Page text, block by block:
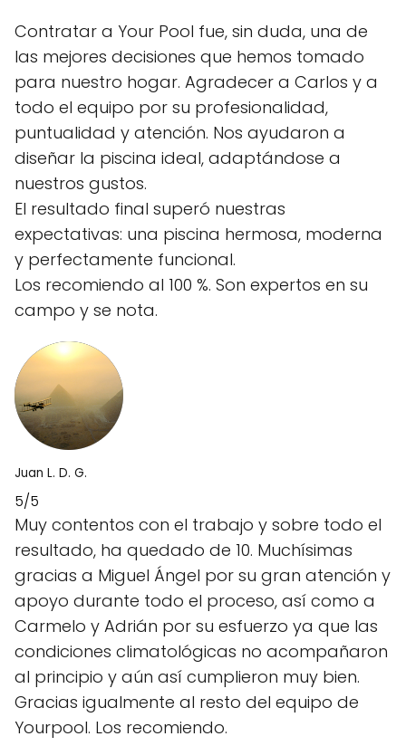
Contratar a Your Pool fue, sin duda, una de
las mejores decisiones que hemos tomado
para nuestro hogar. Agradecer a Carlos y a
todo el equipo por su profesionalidad,
puntualidad y atención. Nos ayudaron a
diseñar la piscina ideal, adaptándose a
nuestros gustos.
El resultado final superó nuestras
expectativas: una piscina hermosa, moderna
y perfectamente funcional.
Los recomiendo al 100 %. Son expertos en su
campo y se nota.
Juan L. D. G.
5/5
Muy contentos con el trabajo y sobre todo el
resultado, ha quedado de 10. Muchísimas
gracias a Miguel Ángel por su gran atención y
apoyo durante todo el proceso, así como a
Carmelo y Adrián por su esfuerzo ya que las
condiciones climatológicas no acompañaron
al principio y aún así cumplieron muy bien.
Gracias igualmente al resto del equipo de
Yourpool. Los recomiendo.